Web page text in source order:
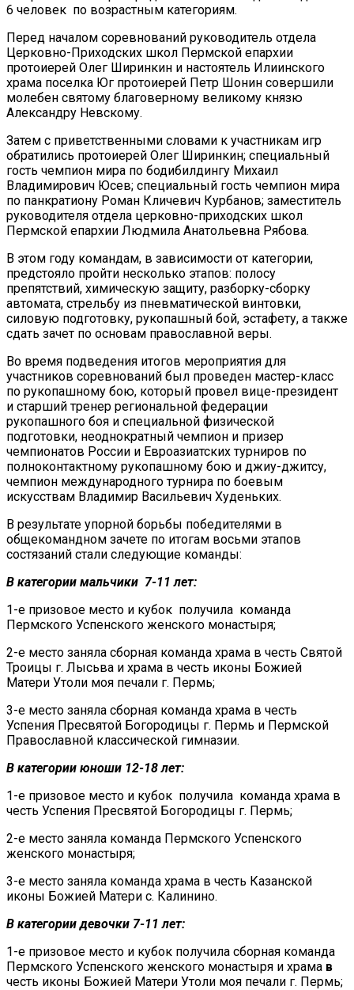
6 человек по возрастным категориям.
Перед началом соревнований руководитель отдела
Церковно-Приходских школ Пермской епархии
протоиерей Олег Ширинкин и настоятель Илиинского
храма поселка Юг протоиерей Петр Шонин совершили
молебен святому благоверному великому князю
Александру Невскому.
Затем с приветственными словами к участникам игр
обратились протоиерей Олег Ширинкин; специальный
гость чемпион мира по бодибилдингу Михаил
Владимирович Юсев; специальный гость чемпион мира
по панкратиону Роман Кличевич Курбанов; заместитель
руководителя отдела церковно-приходских школ
Пермской епархии Людмила Анатольевна Рябова.
В этом году командам, в зависимости от категории,
предстояло пройти несколько этапов: полосу
препятствий, химическую защиту, разборку-сборку
автомата, стрельбу из пневматической винтовки,
силовую подготовку, рукопашный бой, эстафету, а также
сдать зачет по основам православной веры.
Во время подведения итогов мероприятия для
участников соревнований был проведен мастер-класс
по рукопашному бою, который провел вице-президент
и старший тренер региональной федерации
рукопашного боя и специальной физической
подготовки, неоднократный чемпион и призер
чемпионатов России и Евроазиатских турниров по
полноконтактному рукопашному бою и джиу-джитсу,
чемпион международного турнира по боевым
искусствам Владимир Васильевич Худеньких.
В результате упорной борьбы победителями в
общекомандном зачете по итогам восьми этапов
состязаний стали следующие команды:
В категории мальчики 7-11 лет:
1-е призовое место и кубок получила команда
Пермского Успенского женского монастыря;
2-е место заняла сборная команда храма в честь Святой
Троицы г. Лысьва и храма в честь иконы Божией
Матери Утоли моя печали г. Пермь;
3-е место заняла сборная команда храма в честь
Успения Пресвятой Богородицы г. Пермь и Пермской
Православной классической гимназии.
В категории юноши 12-18 лет:
1-е призовое место и кубок получила команда храма в
честь Успения Пресвятой Богородицы г. Пермь;
2-е место заняла команда Пермского Успенского
женского монастыря;
3-е место заняла команда храма в честь Казанской
иконы Божией Матери с. Калинино.
В категории девочки 7-11 лет:
1-е призовое место и кубок получила сборная команда
Пермского Успенского женского монастыря и храма в
честь иконы Божией Матери Утоли моя печали г. Пермь;